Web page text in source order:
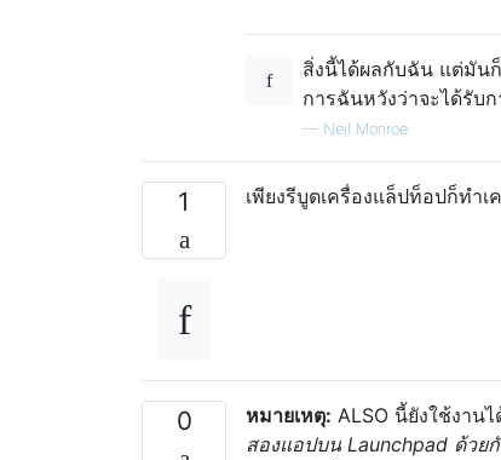
สิ่งนี้ได้ผลกับฉัน แต่มัน
การฉันหวังว่าจะได้รับ
— Neil Monroe
1 เพียงรีบูตเครื่องแล็ปท็อปก็ทำ
0 หมายเหตุ: ALSO นี้ยังใช้งาน
สองแอปบน Launchpad ด้ว